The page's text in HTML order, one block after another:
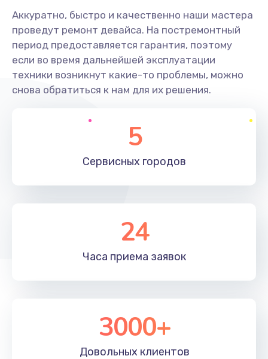
Аккуратно, быстро и качественно наши мастера
проведут ремонт девайса. На постремонтный
период предоставляется гарантия, поэтому
если во время дальнейшей эксплуатации
техники возникнут какие-то проблемы, можно
снова обратиться к нам для их решения.
5
Сервисных городов
24
Часа приема заявок
3000+
Довольных клиентов